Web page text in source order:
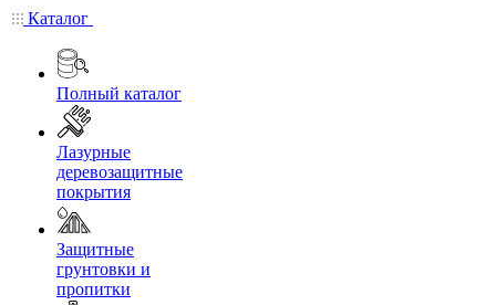
Каталог
Полный каталог
Лазурные
деревозащитные
покрытия
Защитные
грунтовки и
пропитки